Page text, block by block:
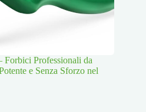
Professionali da
e Senza Sforzo nel